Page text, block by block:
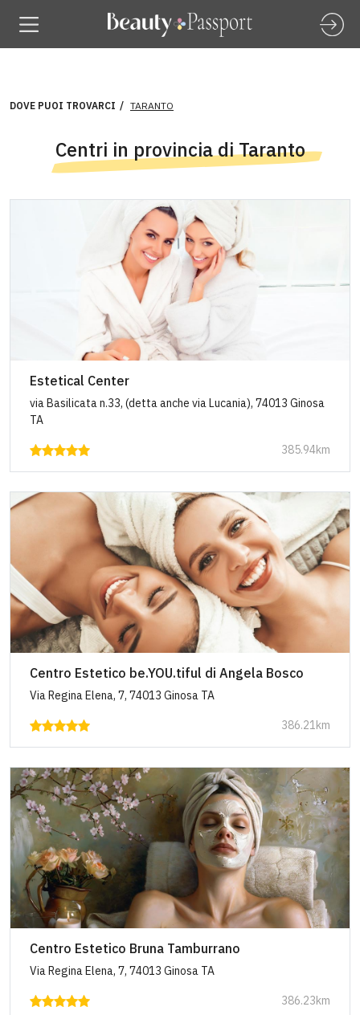
DOVE PUOI TROVARCI TARANTO
Centri in provincia di Taranto
Estetical Center
via Basilicata n.33, (detta anche via Lucania), 74013 Ginosa
TA
385.94km
Centro Estetico be.YOU.tiful di Angela Bosco
Via Regina Elena, 7, 74013 Ginosa TA
386.21km
Centro Estetico Bruna Tamburrano
Via Regina Elena, 7, 74013 Ginosa TA
386.23km